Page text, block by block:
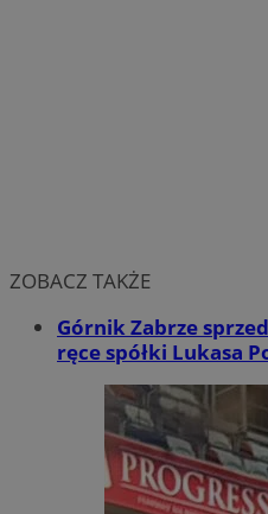
ZOBACZ TAKŻE
Górnik Zabrze
ręce spółki Lukasa